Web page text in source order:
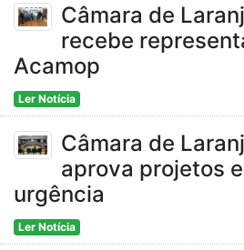
Câmara de
recebe
Acamop
Ler Notícia
Câmara de
aprova projetos
urgência
Ler Notícia